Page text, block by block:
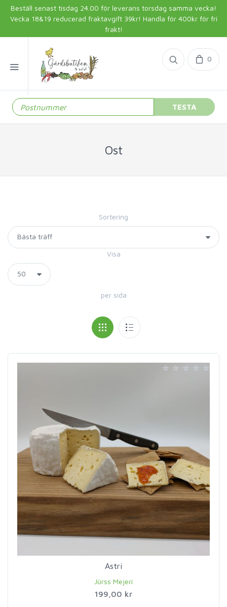
Beställ senast tisdag 24.00 för leverans torsdag samma vecka!
Vecka 18&19 reducerad fraktavgift 39kr! Handla för 400kr för fri
frakt!
0
TESTA
Ost
Sortering
Visa
per sida
Astri
Jürss Mejeri
199,00 kr